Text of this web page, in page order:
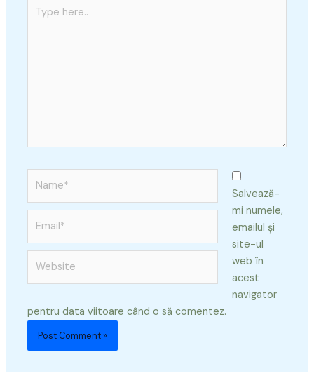
here..
Salvează-
mi numele,
emailul și
site-ul
web în
acest
navigator
pentru data viitoare când o să comentez.